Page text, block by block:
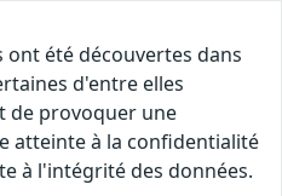
été découvertes dans
d'entre elles
de provoquer une
atteinte à la confidentialité
à l'intégrité des données.